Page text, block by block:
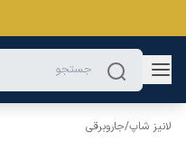
لانیز شاپ/جاروبرقی